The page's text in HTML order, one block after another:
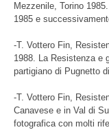
Mezzenile, Torino
1985 e
-T. Vottero Fin,
1988. La Resistenza e
partigiano di Pugnetto
-T. Vottero Fin,
Canavese e in Val di
fotografica con molti